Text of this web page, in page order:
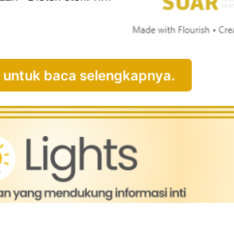
untuk baca selengkapnya.